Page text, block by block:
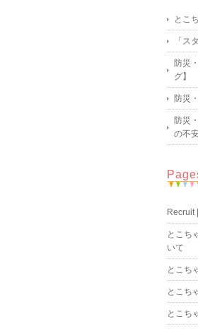
とこ
「ス
防災
グ】
防災
防災
の不
Recruit
とこち
いて
とこち
とこち
とこち